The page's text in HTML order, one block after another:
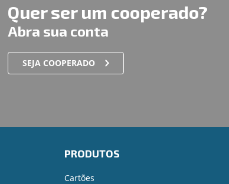
Quer ser um cooperado?
Abra sua conta
SEJA COOPERADO
PRODUTOS
Cartões